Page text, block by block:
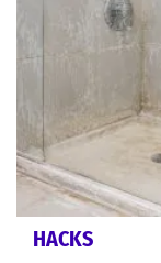
HACKS